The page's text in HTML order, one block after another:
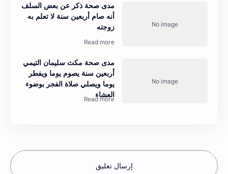
مدى صحة ذكر عن بعض السلف
أنه صام أربعين سنة لا تعلم به
زوجته
مدى صحة مكث سليمان التيمي
أربعين سنة يصوم يوما ويفطر
يوما ويصلي صلاة الفجر بوضوء
العشاء
إرسال تعليق